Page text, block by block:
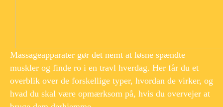
Massageapparater gør det nemt at løsne spændte
muskler og finde ro i en travl hverdag. Her får du et
overblik over de forskellige typer, hvordan de virker, og
hvad du skal være opmærksom på, hvis du overvejer at